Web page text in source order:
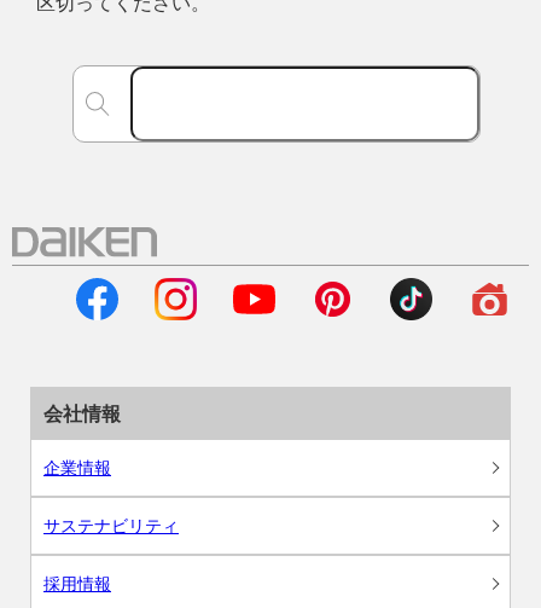
会社情報
企業情報
サステナビリティ
採用情報